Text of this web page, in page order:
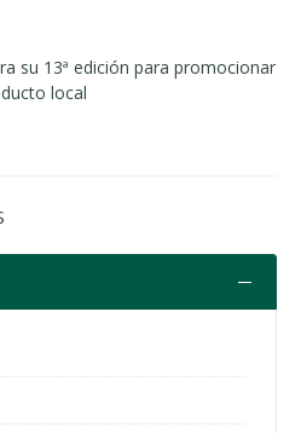
su 13ª edición para promocionar
local